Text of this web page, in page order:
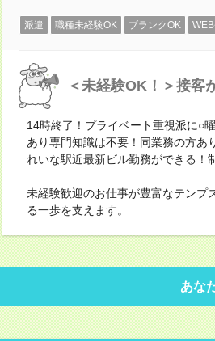
派遣 職種未経験OK ブランクOK
＜未経験OK！＞接客
14時終了！プライベート重視派に○
あり専門知識は不要！同業務の方あ
れいな駅近最新ビル勤務ができる！
未経験歓迎のお仕事が豊富なテンプ
る一歩を支えます。
あな